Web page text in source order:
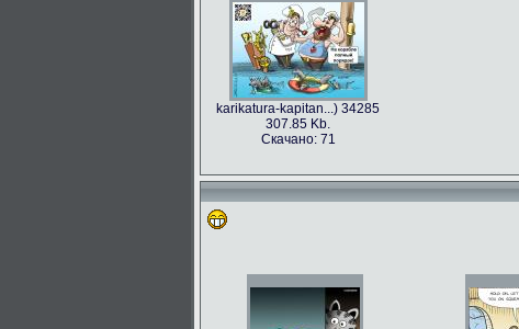
karikatura-kapitan...) 34285
307.85 Kb.
Скачано: 71